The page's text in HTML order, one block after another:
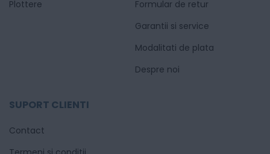
Plottere
Formular de retur
Garantii si service
Modalitati de plata
Despre noi
SUPORT CLIENTI
Contact